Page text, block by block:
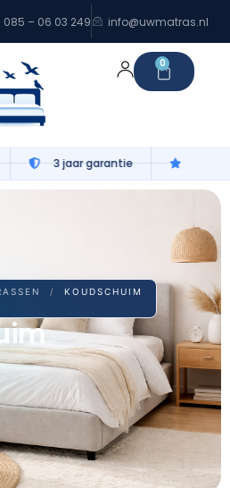
085 – 06 03 249 info@uwmatras.nl
0
100 nachten proefslapen
/
KOUDSCHUIM